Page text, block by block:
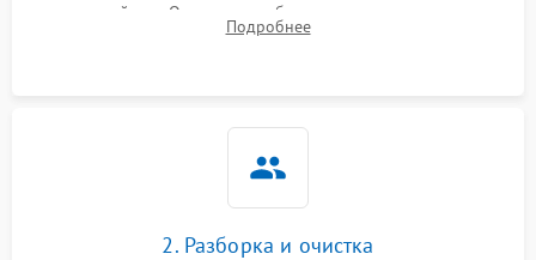
устройства. Оценка потребления тока с помощью
лабораторного блока питания для локализации проблемы.
Подробнее
2. Разборка и очистка